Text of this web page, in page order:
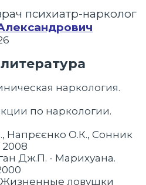
психиатр-нарколог
наркология.
по наркологии.
Напрєєнко О.К., Сонник
2008
Дж.П. - Марихуана.
ловушки